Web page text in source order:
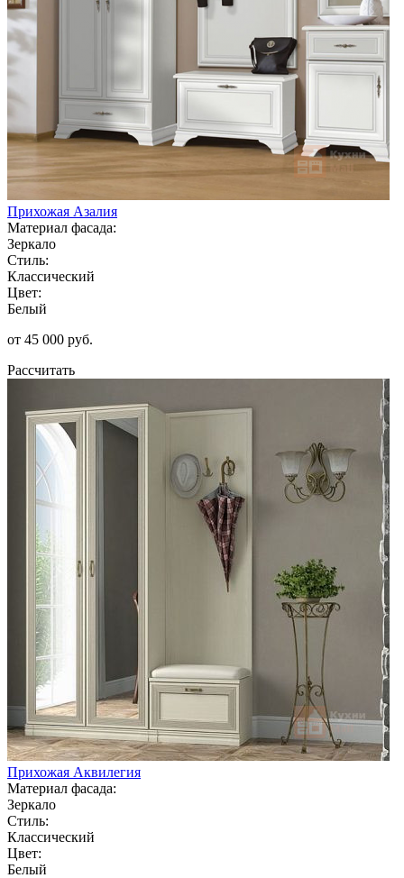
Прихожая Азалия
Материал фасада:
Зеркало
Стиль:
Классический
Цвет:
Белый
от 45 000 руб.
Рассчитать
Прихожая Аквилегия
Материал фасада:
Зеркало
Стиль:
Классический
Цвет:
Белый